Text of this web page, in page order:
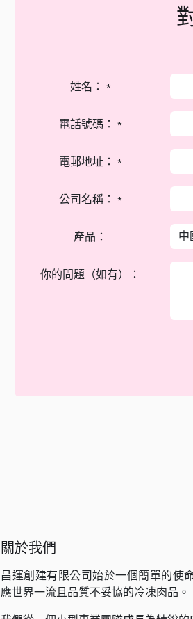
姓名： *
電話號碼： *
電郵地址： *
公司名稱： *
產品：
你的問題（如有）：
關於我們
昌運創建有限公司始於一個簡單的使
應世界一流且品質不妥協的冷凍肉品。